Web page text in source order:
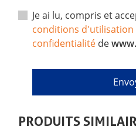
Je ai lu, compris et
conditions d'utilisation
confidentialité de
PRODUITS